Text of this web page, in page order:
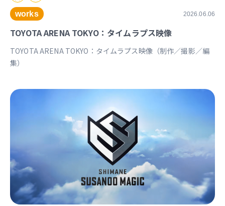
works 2026.06.06
TOYOTA ARENA TOKYO：タイムラプス映像
TOYOTA ARENA TOKYO：タイムラプス映像（制作／撮影／編
集）